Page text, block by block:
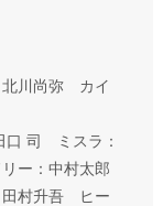
北川尚弥 カイ
口 司 ミスラ：
ー：中村太郎
田村升吾 ヒー